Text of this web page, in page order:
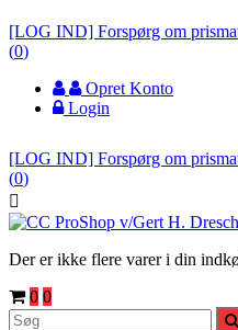
[LOG IND] Forspørg om
(0)
Opret Konto
Login
[LOG IND] Forspørg om
(0)

Der er ikke flere varer i din
0 0